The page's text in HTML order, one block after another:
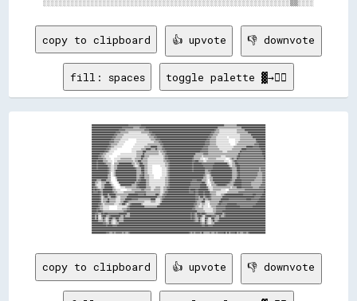
copy to clipboard 👍 upvote 👎 downvote
fill: spaces toggle palette ▓→✊🏽
██████████████████████████████████████████████▓▓▓▓▓▓▓▓▓▓▓▓▓▓▓▓████████████████████████████████████████████████████████████████████████████████████████████████████████▒▒▒▒▒▒▒▒▒▒▒▒▒▒▒▒████████████████████████████████████
██████████████████████████████████████▓▓▓▓▓▓▓▓▓▓▓▓▓▓▒▒▒▒▒▒▒▒▓▓▓▓▓▓▓▓██████████████████████████████████████████████████████████████████████████████████████████▒▒▒▒▒▒▒▒▒▒▒▒▒▒▒▒▒▒▒▒▒▒▒▒▒▒▒▒▒▒██████████████████████████████
██████████████████████████████████▓▓▓▓▓▓▓▓▒▒▒▒▒▒▒▒▒▒▒▒▒▒▒▒▒▒▒▒▒▒▒▒▓▓▓▓▓▓██████████████████████████████████████████████████████████████████████████████████▓▓▒▒▒▒░░░░░░░░░░░░░░░░░░░░░░▒▒▒▒▒▒▒▒▒▒██████████████████████████
██████████████████████████████▓▓▓▓▓▓▒▒▒▒▒▒▒▒▒▒░░░░░░░░░░░░░░░░▒▒▒▒▒▒▒▒▒▒▓▓▓▓██████████████████████████████████████████████████████████████████████████▓▓▓▓▒▒▒▒▒▒░░░░░░░░░░░░░░░░░░░░░░▒▒▒▒▒▒▒▒▒▒▒▒▒▒██████████████████████
████████████████████████████▓▓▓▓▒▒▒▒▒▒▒▒░░░░░░░░░░░░░░░░░░░░░░░░░░░░░░▒▒▒▒▓▓▓▓▓▓████████████████████████████████████████████████████████████████████▓▓▓▓▒▒▒▒▒▒░░░░░░░░░░░░░░░░░░░░░░░░░░░░▒▒▒▒▒▒▒▒▒▒▒▒▒▒██████████████████
██████████████████████████▓▓▓▓▒▒▒▒▒▒▒▒░░░░░░░░░░░░░░░░░░░░░░░░░░░░░░░░░░▒▒▒▒▒▒▓▓▓▓████████████████████████████████████████████████████████████████▓▓▓▓▒▒▒▒▒▒░░░░░░░░░░░░░░  ░░░░░░░░░░░░░░▒▒▒▒▒▒▒▒▒▒▒▒▒▒▒▒████████████████
████████████████████████▓▓▓▓▒▒▒▒▒▒▒▒░░░░░░░░░░          ░░░░░░░░░░░░░░░░░░▒▒▒▒▒▒▓▓▓▓▓▓██████████████████████████████████████████████████████████▓▓▓▓▒▒▒▒▒▒▒▒░░░░░░░░░░░░░░░░        ░░░░░░▒▒▒▒▒▒▒▒▒▒▒▒▒▒▒▒▒▒▒▒████████████
██████████████████████▓▓▓▓▓▓▒▒▒▒▒▒░░░░░░░░              ░░░░░░░░░░░░░░░░░░░░░░▒▒▒▒▒▒▓▓▓▓██████████████████████████████████████████████████████▓▓▓▓▓▓▒▒▒▒▒▒▒▒░░░░░░░░░░░░░░░░        ░░░░▒▒▒▒▒▒▒▒▒▒▒▒▒▒▒▒▒▒▒▒▒▒▓▓██████████
██████████████████████▓▓▒▒▒▒▒▒▒▒░░░░░░░░              ░░░░░░░░░░░░░░░░▒▒▒▒▒▒▒▒▒▒▒▒▒▒▒▒▓▓▓▓████████████████████████████████████████████████████▓▓▓▓▓▓▒▒▒▒▒▒▒▒░░░░░░░░░░░░░░░░░░      ░░▒▒▒▒▒▒▒▒▒▒▒▒▒▒▒▒▒▒▒▒▒▒▓▓▓▓▓▓████████
████████████████████▓▓▓▓▒▒▒▒░░░░░░░░░░              ░░░░░░░░░░░░░░▒▒▒▒▒▒▒▒████████▒▒▒▒▒▒▓▓██████████████████████████████████████████████████▓▓▓▓▓▓▒▒▒▒▒▒▒▒▒▒▒▒░░░░░░░░░░░░░░░░░░░░▒▒▒▒▒▒▒▒▒▒▒▒▒▒▒▒████████▓▓▓▓▓▓▓▓████████
██████████████████▓▓▓▓▒▒░░░░░░░░                  ░░░░░░░░░░░░▒▒▒▒▒▒██████▒▒▒▒▒▒██▒▒▒▒▒▒▓▓▓▓██████████████████████████████████████████████▓▓▓▓▓▓▓▓▒▒▒▒▒▒▒▒▒▒▒▒▒▒░░░░░░░░░░░░░░░░▒▒▒▒▒▒▒▒▒▒▒▒██████▓▓▓▓▓▓▓▓▓▓▓▓▓▓▓▓▓▓██████
████████████████▓▓▓▓▒▒░░░░░░                      ░░░░░░▒▒▒▒▒▒▒▒████▒▒▒▒▒▒▒▒▒▒▒▒▒▒▒▒░░▒▒▒▒▓▓▓▓██████████████████████████████████████████▓▓▓▓▓▓▓▓▓▓▒▒▒▒▒▒▒▒▒▒▒▒▒▒▒▒▒▒░░░░░░▒▒▒▒▒▒▒▒▒▒▒▒▒▒▒▒██▓▓▓▓▓▓▓▓▓▓▓▓▓▓▓▓▓▓▓▓▓▓▓▓▓▓████
██████████▓▓▓▓▒▒▒▒░░░░░░░░          ░░░░░░░░░░░░░░░░░░░░▒▒▒▒▒▒▒▒██▒▒▒▒▒▒▒▒▒▒▒▒▒▒▒▒▒▒░░░░▒▒▒▒▓▓████████████████████████████████████▒▒▒▒▒▒▒▒▒▒▓▓▓▓▓▓▒▒▒▒▒▒▒▒▒▒▒▒▒▒▒▒▒▒▒▒▒▒▒▒▒▒▒▒▒▒▒▒▒▒▒▒▒▒██▓▓▓▓▓▓▓▓▓▓▓▓▓▓▓▓▓▓▓▓▓▓▓▓▓▓▓▓████
████████▓▓▓▓▒▒▒▒░░░░░░          ░░░░░░░░░░░░░░░░░░░░░░░░▒▒▒▒▒▒████▒▒▒▒▒▒░░░░░░░░░░░░░░░░░░▒▒▓▓▓▓████████████████████████████████▒▒▒▒▒▒▒▒▒▒░░▒▒▒▒▒▒▒▒▒▒▒▒▒▒▒▒▒▒▒▒▒▒░░░░░░▒▒▒▒▒▒▒▒▒▒▒▒▒▒▓▓██▓▓▓▓▓▓▓▓▓▓▓▓▓▓▓▓▓▓▓▓▓▓▓▓▓▓▓▓▓▓██
████████▓▓▓▓▓▓▒▒▒▒░░░░░░    ░░░░░░░░▒▒▒▒▒▒▒▒▒▒▒▒▒▒░░░░▒▒▒▒▒▒▒▒██▒▒▒▒▒▒░░░░░░░░░░░░░░░░░░░░▒▒▓▓▓▓██████████████████████████████▓▓▒▒▒▒▒▒▒▒░░░░  ░░░░▒▒▒▒▒▒▒▒▒▒░░░░░░░░░░░░    ░░▒▒▓▓▒▒▒▒██▓▓▓▓▓▓▓▓▓▓▓▓▓▓▓▓▓▓▓▓▓▓▓▓▓▓▓▓▓▓▓▓██
██████▓▓██████▒▒▒▒▒▒░░░░░░  ░░░░▒▒▒▒▒▒▒▒▒▒▒▒▒▒▒▒▒▒▒▒░░▒▒▒▒████▒▒▒▒▒▒▒▒░░░░░░░░░░░░░░░░░░░░▒▒▒▒▓▓▓▓████████████████████████████▓▓▓▓████▒▒▒▒▒▒░░░░▒▒▒▒▒▒▒▒▒▒▒▒▒▒▒▒▒▒▒▒▒▒░░░░░░  ░░▒▒▓▓██▓▓▓▓▓▓▓▓▓▓▓▓▓▓▓▓▓▓▓▓▓▓▓▓▓▓▓▓▓▓▓▓▓▓▓▓
██████▓▓████████▓▓▒▒▒▒▒▒░░  ▒▒▒▒▒▒████████████████▒▒▒▒░░▒▒▒▒████▒▒▒▒▒▒░░░░░░░░░░░░░░░░░░░░░░▒▒▒▒▓▓████████████████████████████▓▓██████████▓▓▓▓▓▓▓▓▓▓▓▓▓▓▓▓████████████████▒▒░░░░▒▒▒▒████▓▓▓▓▓▓▓▓▓▓▓▓▓▓▓▓▓▓▓▓▓▓▓▓▓▓▓▓▓▓▓▓▓▓
██████▓▓████████████▒▒▒▒░░░░▒▒▒▒████████████████████▒▒░░░░▒▒██████▒▒▒▒░░░░░░          ░░░░░░▒▒▒▒▓▓████████████████████████████▓▓████████████▓▓▓▓▓▓▓▓▓▓▓▓████████████████████▒▒░░▒▒▒▒▓▓████▓▓▓▓▓▓▓▓▓▓▓▓▓▓▓▓▓▓▓▓▓▓▓▓▓▓▓▓▓▓▓▓
██████▓▓████████████▓▓▒▒░░░░▒▒▒▒██████████████████████▓▓▒▒▒▒▒▒████▒▒▒▒░░░░░░            ░░░░░░▒▒▓▓████████████████████████████▓▓██████████████▓▓▓▓▓▓▓▓▓▓██████████████████████▓▓▒▒▒▒▒▒████▓▓▓▓▓▓▓▓▓▓▓▓▓▓▓▓▓▓▓▓▓▓▓▓▒▒▓▓▓▓▓▓
████████████████████▓▓▒▒░░░░▒▒██████████████████████████▒▒▒▒▒▒████▒▒▒▒░░░░░░            ░░░░░░▒▒▓▓████████████████████████████▓▓██████████████▒▒▒▒▓▓▓▓██████████████████████████▒▒▒▒▒▒████▓▓▓▓▓▓▓▓▓▓▓▓▓▓▓▓▓▓▓▓▓▓▓▓▒▒▓▓▓▓▓▓
████████████████████▓▓▒▒  ░░▒▒██████████████████████████▒▒▒▒▒▒▓▓██▒▒▒▒░░░░░░            ░░░░░░▒▒▓▓████████████████████████████████████████████▒▒▒▒▒▒▓▓██████████████████████████▒▒▒▒▒▒▓▓██▓▓▓▓▓▓▓▓▓▓▓▓▓▓▓▓▓▓▓▓▓▓▒▒▒▒▒▒▓▓▓▓
████████████████████▒▒▒▒  ░░▒▒██████████████████████████▒▒▒▒▓▓▓▓██▒▒▒▒▒▒░░░░░░          ░░░░░░▒▒▓▓██████████████████████████████████████████▓▓▒▒░░░░▒▒██████████████████████████▒▒▒▒▒▒▓▓██▓▓▓▓▓▓▓▓▓▓▓▓▓▓▓▓▓▓▓▓▓▓▒▒▒▒▒▒▓▓▓▓
████████████████████▒▒▒▒      ▒▒████████████████████████▒▒▒▒▓▓████▒▒▒▒▒▒░░░░░░        ░░░░░░▒▒▒▒▓▓██████████████████████████████████████████▒▒▒▒░░░░▒▒▒▒████████████████████████▒▒▒▒▒▒████▓▓▓▓▓▓▓▓▓▓▓▓▓▓▓▓▓▓▓▓▒▒▒▒▒▒▒▒▓▓▓▓
██████▒▒▒▒▒▒██████▒▒▒▒▒▒      ░░████████████████████████▒▒▓▓▓▓██████▒▒▒▒░░░░░░░░░░░░░░░░░░░░▒▒▒▒▓▓████████████████████████████▓▓▓▓▓▓██████▒▒▒▒▒▒░░  ▒▒▒▒██████████████████████▓▓▒▒▒▒████████▓▓▓▓▓▓▓▓▓▓▓▓▓▓▓▓▒▒▒▒▒▒▒▒▒▒▓▓▓▓
████▒▒▒▒░░░░▒▒▒▒▒▒████▒▒░░      ░░████████████████████▒▒▓▓▓▓████████▒▒▒▒░░░░░░░░░░░░░░░░░░░░▒▒▒▒▓▓██████████████████████████▓▓▓▓▓▓▓▓▓▓▓▓▓▓████▒▒░░  ░░▒▒▒▒██████████████████▓▓▒▒▒▒▓▓████████▓▓▓▓▓▓▓▓▓▓▓▓▒▒▒▒▒▒▒▒▒▒▒▒▒▒▓▓▓▓
████▒▒░░░░░░▒▒▒▒████████▒▒░░      ░░██████████████▒▒▒▒▒▒▓▓██████████▒▒▒▒░░░░░░░░░░░░░░░░░░░░▒▒▒▒▓▓██████████████████████████▓▓▓▓▓▓▓▓▓▓▓▓████████░░░░  ▒▒▒▒▒▒▓▓██████████▓▓▒▒▒▒▒▒▒▒██████████▓▓▓▓▓▓▓▓▓▓▓▓▒▒▒▒▒▒▒▒▒▒▒▒▓▓▓▓▓▓
██▓▓▓▓▒▒░░░░▒▒▒▒██████████▒▒░░      ░░░░░░▒▒▒▒▒▒▒▒▒▒▒▒▒▒▓▓▓▓████████▒▒▒▒▒▒░░░░░░▒▒▒▒▒▒░░░░▒▒▒▒▓▓▓▓████████████████████████▓▓▓▓▓▓▓▓▓▓▓▓▓▓████████▓▓░░░░░░▒▒▒▒▒▒▒▒▒▒▒▒▒▒▒▒▒▒▒▒▒▒░░▒▒▒▒▒▒██████▓▓▓▓▓▓▓▓▓▓▓▓▓▓▒▒▒▒▒▒▒▒▓▓▓▓▓▓▓▓
██▓▓██▓▓▓▓▒▒▒▒████████████▒▒▒▒░░░░░░        ░░░░░░▒▒▒▒▒▒▒▒▒▒▒▒▓▓▓▓▒▒▒▒▒▒▒▒░░░░▒▒▒▒▒▒▒▒░░░░▒▒▒▒▓▓██████████████████████████▓▓██████▓▓▓▓████████████▒▒░░░░▒▒▒▒▒▒▒▒▒▒░░░░░░    ▒▒▒▒▒▒▒▒▒▒▒▒▒▒▒▒▒▒▒▒▓▓▓▓▓▓▓▓▓▓▓▓▓▓▓▓▓▓▓▓▓▓▓▓██
██▓▓▓▓▓▓██▓▓▒▒████████████▓▓▒▒▒▒░░░░░░░░▒▒▒▒▒▒▒▒▒▒▒▒▒▒▓▓▓▓▓▓▓▓▓▓▓▓▓▓▒▒▒▒▒▒▒▒▒▒▒▒▒▒▒▒▒▒░░░░▒▒▓▓▓▓██████████████████████████▓▓▓▓▓▓██▓▓▓▓██████▓▓██████▒▒▒▒▒▒▒▒░░░░░░░░░░░░░░▒▒▒▒▒▒▒▒▒▒▒▒▒▒▓▓▓▓▓▓▓▓▓▓▓▓▓▓▓▓▓▓▓▓▓▓▓▓▓▓▓▓▓▓▓▓██
██████████▓▓▒▒██████▒▒████████▒▒▒▒▒▒▒▒▒▒▒▒▒▒▒▒████████████▓▓▓▓▓▓▓▓██▒▒▒▒▒▒▒▒▒▒▒▒████▒▒░░▒▒▓▓▓▓████████████████████████████████████▓▓▓▓██████▓▓██████▓▓▒▒▒▒▒▒░░░░░░▒▒▒▒▓▓██████████████████████▓▓▓▓▓▓▓▓▓▓▓▓████▓▓▓▓▓▓▓▓████
██████████▓▓░░▒▒████▒▒▒▒██████▒▒░░░░▒▒▒▒▒▒▒▒██████████████████████████████████████▒▒▒▒▒▒▓▓▓▓██████████████████████████████████████▓▓▓▓▒▒████▒▒▓▓████▓▓▒▒▒▒▒▒▒▒▒▒▒▒▒▒████████████████████████████████████████▓▓▓▓▓▓▓▓██████
██████████▓▓░░▒▒▒▒▒▒██▒▒▒▒▒▒▒▒░░░░░░▒▒▒▒▒▒████████▓▓▓▓▓▓▓▓▒▒▒▒▒▒▒▒▒▒▒▒▒▒▒▒██████░░░░░░▒▒▓▓████████████████████████████████████████▓▓▓▓▒▒▒▒▒▒██▒▒▒▒▓▓▓▓▒▒▒▒▒▒▒▒▒▒▒▒██████████▓▓▓▓▓▓▓▓▓▓▓▓▓▓▓▓▓▓▓▓▓▓██████▓▓▓▓▓▓▓▓▓▓████████
██████████▓▓░░▒▒▒▒▓▓██▒▒▒▒▒▒▒▒░░░░░░▒▒▒▒████▓▓▒▒▒▒▒▒▒▒▒▒▒▒▒▒▒▒▒▒▒▒░░░░░░░░▒▒▒▒▒▒░░░░░░▒▒██████████████████████████████████████████▓▓▒▒▒▒▒▒████░░░░░░▒▒▒▒▒▒▒▒▒▒▒▒████▓▓▓▓▓▓▓▓▓▓▓▓▓▓▓▓▓▓▓▓▓▓▓▓▓▓▓▓▓▓▓▓▓▓▓▓▓▓▓▓▓▓▓▓██████████
████████▓▓▓▓▒▒░░▒▒▒▒▒▒▒▒▒▒▒▒░░░░░░▒▒▒▒████▒▒░░▒▒▓▓████████████▒▒░░░░░░░░░░░░░░░░░░░░▒▒██████████████████████████████████████████▓▓▓▓▒▒▒▒░░▒▒▒▒░░░░  ▒▒▒▒▒▒▒▒▒▒▓▓██▓▓▓▓▓▓▓▓████████████▓▓▓▓▓▓▓▓▓▓▓▓▓▓▓▓▓▓▓▓▓▓▓▓████████████
████████▓▓▒▒▒▒░░░░░░░░          ░░░░░░░░░░░░▒▒▓▓██████████████████▒▒▒▒▒▒▒▒▒▒▒▒▒▒▒▒██████████████████████████████████████████████▓▓▒▒▒▒░░░░▒▒░░░░░░  ░░▒▒▒▒▒▒▓▓▓▓▓▓▓▓▓▓▓▓██████████████████▓▓▓▓▓▓▓▓▓▓▓▓▓▓▓▓████████████████
██████▓▓▓▓▒▒▒▒░░░░░░░░          ░░░░░░▒▒▒▒▒▒▓▓▓▓██████████████████████████████████████████████████████████████████████████████▓▓▓▓▒▒▒▒▒▒▒▒▒▒░░░░░░░░░░░░▒▒▒▒▓▓▓▓▓▓▓▓▓▓▓▓██████████████████████████████████████████████████
██████▓▓████▓▓▒▒▒▒▒▒▒▒▒▒▒▒▒▒▒▒▒▒▒▒▒▒▒▒▒▒▓▓▓▓████████████████████████████████████████████████████████████████████████████████████████▒▒▒▒▒▒▒▒▒▒░░░░░░░░░░▒▒▒▒▓▓▓▓▓▓▓▓██████████████████████████████████████████████████████
████▓▓▓▓▒▒▒▒██▓▓████▓▓▓▓▓▓▓▓▓▓▓▓▓▓██████████▒▒▒▒████████████████████████████████████████████████████████████████████████████▓▓██▓▓▒▒████▓▓████▓▓▒▒▒▒▒▒▒▒▒▒▓▓████████▒▒▓▓██████████████████████████████████████████████████
████▒▒██░░░░▓▓████▒▒▒▒▓▓████████████▒▒▒▒██▒▒▒▒▒▒████████████████████████████████████████████████████████████████████████████▓▓██▓▓▒▒▓▓████▒▒░░▓▓██████▓▓▓▓▓▓▒▒▒▒██▒▒▒▒▓▓██████████████████████████████████████████████████
████▒▒██░░░░▒▒██▒▒░░▒▒████▒▒▒▒████▒▒▒▒▒▒████████████████████████████████████████████████████████████████████████████████████▓▓██▓▓▒▒▒▒██▒▒░░░░██▓▓░░░░████▒▒▒▒▒▒██████████████████████████████████████████████████████████
████████▒▒▒▒▒▒▓▓▒▒░░▒▒██▒▒░░░░▒▒██▒▒▒▒▒▒████████████████████████████████████████████████████████████████████████████████████████▓▓▒▒▒▒██▒▒░░░░██▒▒░░░░▒▒██▒▒▒▒▓▓██████████████████████████████████████████████████████████
██████████████▓▓▓▓▒▒▒▒██▒▒░░░░▒▒▒▒██████████████████████████████████████████████████████████████████████████████████████████████████████▓▓▒▒▒▒██▒▒░░░░▒▒▒▒████████████████████████████████████████████████████████████████
██████████████████▓▓██████▓▓▓▓▓▓██████████████████████████████████████████████████████████████████████████████████████████████████████████▓▓▓▓████▓▓▓▓▓▓██████████████████████████████████████████████████████████████████
██████████████████████████████████████████████████████████████████████████████████████████████████████████████████████████████████████████████████████████████████████████████████████████████████████████████████████████
██████████████████████████████████████████████████████████████████████████████████████████████████████████████████████████████████████████████████████████████████████████████████████████████████████████████████████████
██████████████████▓▓▓▓▒▒▒▒▓▓▒▒▓▓▓▓▓▓▓▓▒▒▓▓▒▒▒▒▓▓██████████████████████████████████████████████████████████████████████████▓▓▒▒▓▓▒▒▓▓▓▓▓▓▒▒██▒▒▒▒▒
copy to clipboard 👍 upvote 👎 downvote